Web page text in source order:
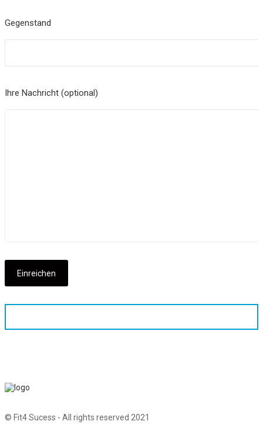
Gegenstand
Ihre Nachricht (optional)
© Fit4 Sucess - All rights reserved 2021